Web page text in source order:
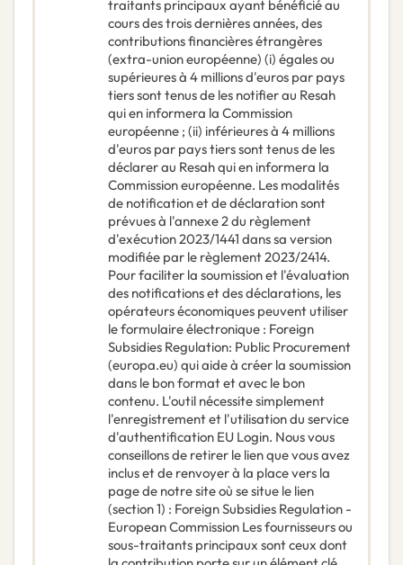
traitants principaux ayant bénéficié au
cours des trois dernières années, des
contributions financières étrangères
(extra-union européenne) (i) égales ou
supérieures à 4 millions d'euros par pays
tiers sont tenus de les notifier au Resah
qui en informera la Commission
européenne ; (ii) inférieures à 4 millions
d'euros par pays tiers sont tenus de les
déclarer au Resah qui en informera la
Commission européenne. Les modalités
de notification et de déclaration sont
prévues à l'annexe 2 du règlement
d'exécution 2023/1441 dans sa version
modifiée par le règlement 2023/2414.
Pour faciliter la soumission et l'évaluation
des notifications et des déclarations, les
opérateurs économiques peuvent utiliser
le formulaire électronique : Foreign
Subsidies Regulation: Public Procurement
(europa.eu) qui aide à créer la soumission
dans le bon format et avec le bon
contenu. L'outil nécessite simplement
l'enregistrement et l'utilisation du service
d'authentification EU Login. Nous vous
conseillons de retirer le lien que vous avez
inclus et de renvoyer à la place vers la
page de notre site où se situe le lien
(section 1) : Foreign Subsidies Regulation -
European Commission Les fournisseurs ou
sous-traitants principaux sont ceux dont